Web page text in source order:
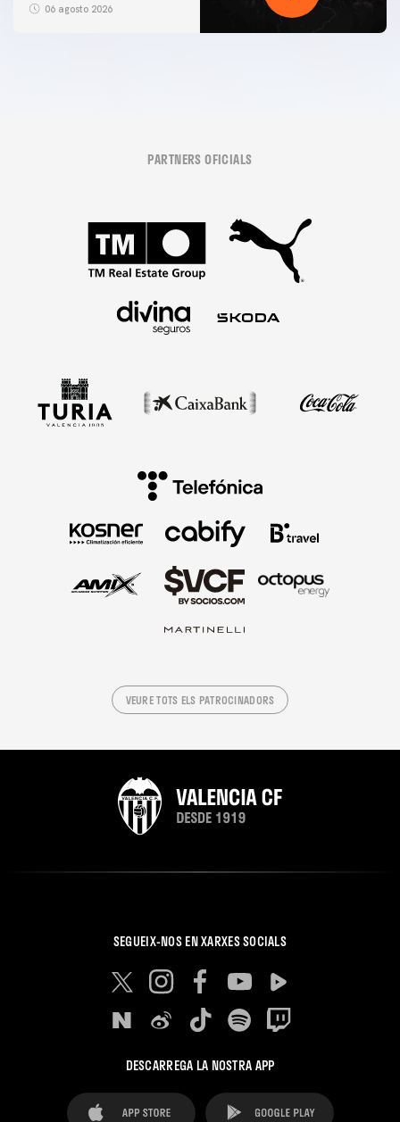
06 agosto 2026
PARTNERS OFICIALS
VEURE TOTS ELS PATROCINADORS
SEGUEIX-NOS EN XARXES SOCIALS
DESCARREGA LA NOSTRA APP